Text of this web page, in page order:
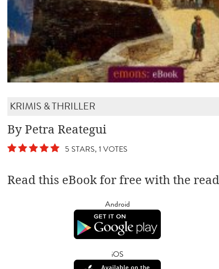
KRIMIS & THRILLER
By Petra Reategui
5 STARS, 1 VOTES
Read this eBook for free with the
Android
iOS